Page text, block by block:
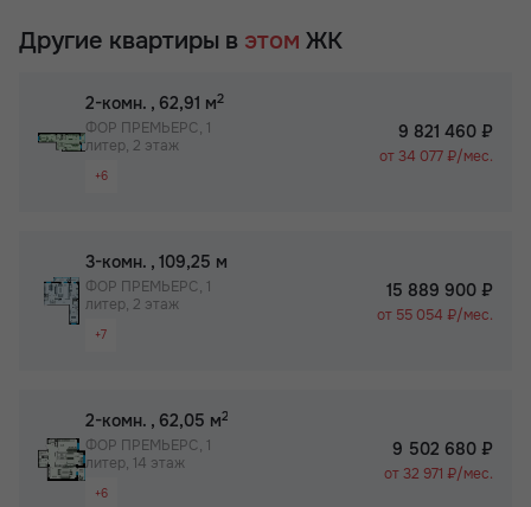
Другие квартиры в этом ЖК
2-комн. , 62,91 м2
ФОР ПРЕМЬЕРС, 1
литер, 2 этаж
+6
Паркинг
Собственный спортзал в ЖК
9 821 460 ₽
от 34 077 ₽/мес.
3-комн. , 109,25 м
ФОР ПРЕМЬЕРС, 1
литер, 2 этаж
+7
Паркинг
Не угловая
15 889 900 ₽
от 55 054 ₽/мес.
2-комн. , 62,05 м2
ФОР ПРЕМЬЕРС, 1
литер, 14 этаж
+6
9 502 680 ₽
от 32 971 ₽/мес.